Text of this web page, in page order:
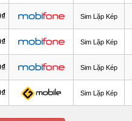
Sim Lặp Kép
Sim Lặp Kép
Sim Lặp Kép
Sim Lặp Kép